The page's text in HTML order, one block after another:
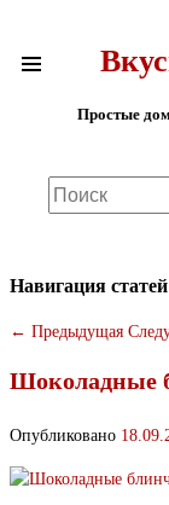
Простые
Навигация статей
← Предыдущая
Шоколадные
Опубликовано